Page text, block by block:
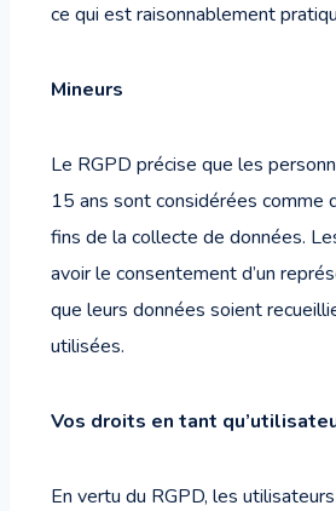
ce qui est raisonnablement
Mineurs
Le RGPD précise que les
15 ans sont considérées comme
fins de la collecte de données.
avoir le consentement d’un
que leurs données soient
utilisées.
Vos droits en tant
En vertu du RGPD, les